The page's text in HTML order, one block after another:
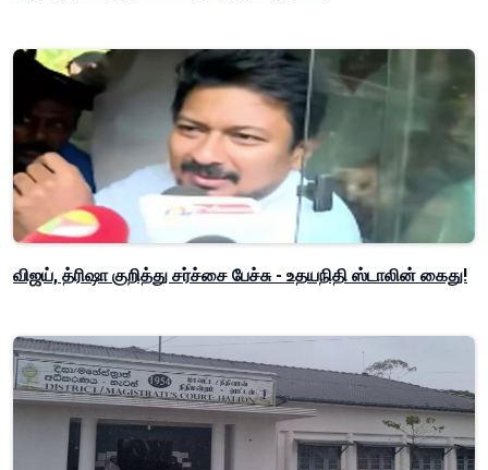
விஜய், த்ரிஷா குறித்து சர்ச்சை பேச்சு - உதயநிதி ஸ்டாலின் கைது!